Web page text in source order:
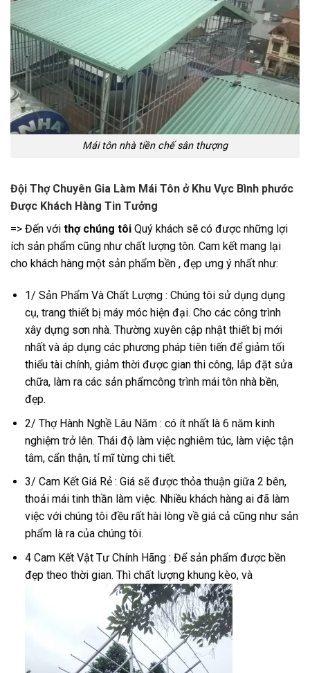
Mái tôn nhà tiền chế sân thượng
Đội Thợ Chuyên Gia Làm Mái Tôn ở Khu Vực Bình phước
Được Khách Hàng Tin Tưởng
=> Đến với thợ chúng tôi Quý khách sẽ có được những lợi
ích sản phẩm cũng như chất lượng tôn. Cam kết mang lại
cho khách hàng một sản phẩm bền , đẹp ưng ý nhất như:
1/ Sản Phẩm Và Chất Lượng : Chúng tôi sử dụng dụng
cụ, trang thiết bị máy móc hiện đại. Cho các công trình
xây dựng sơn nhà. Thường xuyên cập nhật thiết bị mới
nhất và áp dụng các phương pháp tiên tiến để giảm tối
thiểu tài chính, giảm thời được gian thi công, lắp đặt sửa
chữa, làm ra các sản phẩmcông trình mái tôn nhà bền,
đẹp.
2/ Thợ Hành Nghề Lâu Năm : có ít nhất là 6 năm kinh
nghiệm trở lên. Thái độ làm việc nghiêm túc, làm việc tận
tâm, cẩn thận, tỉ mĩ từng chi tiết.
3/ Cam Kết Giá Rẻ : Giá sẽ được thỏa thuận giữa 2 bên,
thoải mái tinh thần làm việc. Nhiều khách hàng ai đã làm
việc với chúng tôi đều rất hài lòng về giá cả cũng như sản
phẩm là ra của chúng tôi.
4 Cam Kết Vật Tư Chính Hãng : Để sản phẩm được bền
đẹp theo thời gian. Thì chất lượng khung kèo, và